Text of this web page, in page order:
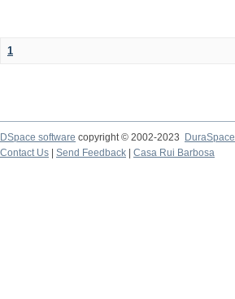
1
DSpace software copyright © 2002-2023
DuraSpace
Contact Us
Send Feedback Casa Rui Barbosa